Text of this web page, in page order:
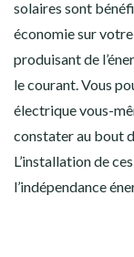
solaires sont
économie sur
produisant de
le courant. Vous
électrique vous-
constater au bout
L’installation de
l’indépendance